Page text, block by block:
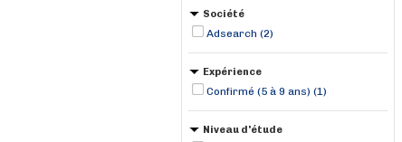
Société
Adsearch (2)
Expérience
Confirmé (5 à 9 ans) (1)
Niveau d'étude